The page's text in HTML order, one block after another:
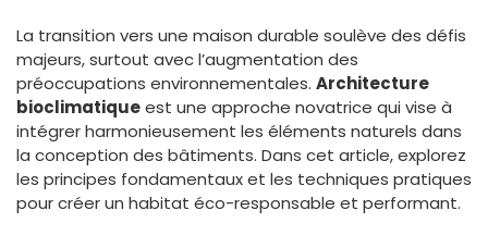
La transition vers une maison durable soulève des défis
majeurs, surtout avec l’augmentation des
préoccupations environnementales. Architecture
bioclimatiqueest une approche novatrice qui vise à
intégrer harmonieusement les éléments naturels dans
la conception des bâtiments. Dans cet article, explorez
les principes fondamentaux et les techniques pratiques
pour créer un habitat éco-responsable et performant.